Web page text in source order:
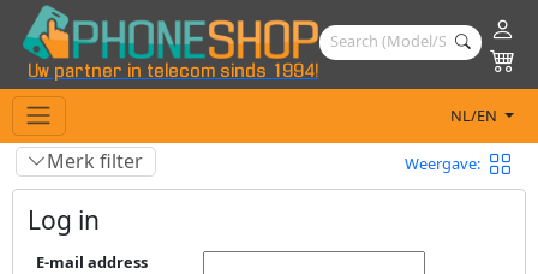
Uw partner in telecom sinds 1994!
NL/EN
Merk filter Weergave:
Log in
E-mail address